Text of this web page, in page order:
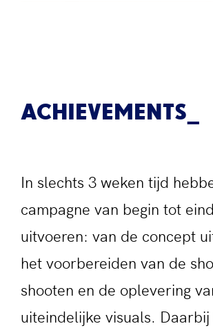
ACHIEVEMENTS
In slechts 3 weken tijd
campagne van begin tot
uitvoeren: van de concept
het voorbereiden van de
shooten en de oplevering
uiteindelijke visuals.